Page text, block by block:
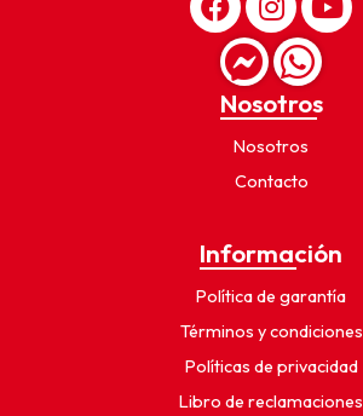
Nosotros
Nosotros
Contacto
Información
Política de garantía
Términos y condiciones
Políticas de privacidad
Libro de reclamaciones